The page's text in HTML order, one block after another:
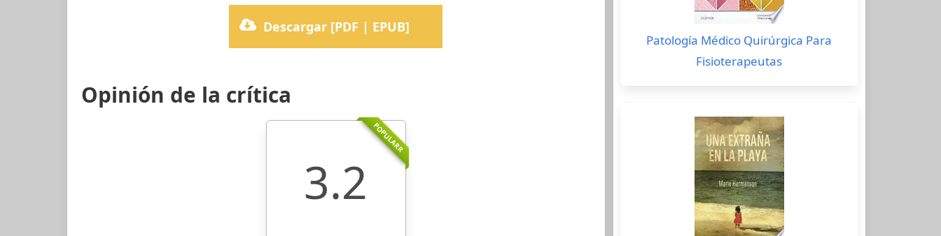
Descargar [PDF | EPUB]
Opinión de la crítica
POPULARR
3.2
Patología Médico Quirúrgica Para
Fisioterapeutas